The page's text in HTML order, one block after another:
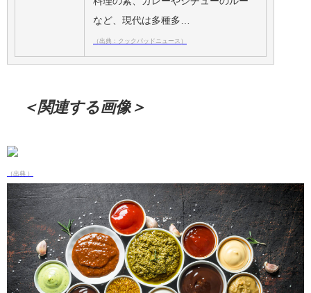
など、現代は多種多…
（出典：クックパッドニュース）
＜関連する画像＞
（出典 ）